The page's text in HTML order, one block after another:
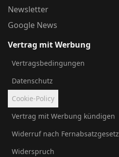
Newsletter
Google News
Vertrag mit Werbung
Vertragsbedingungen
Datenschutz
Cookie-Policy
Vertrag mit Werbung kündigen
Widerruf nach Fernabsatzgesetz
Widerspruch